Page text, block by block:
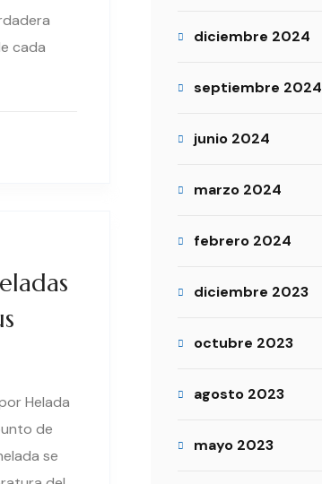
cada
Helada
de
se
diciembre 2024
septiembre 2024
junio 2024
marzo 2024
febrero 2024
diciembre 2023
octubre 2023
agosto 2023
mayo 2023